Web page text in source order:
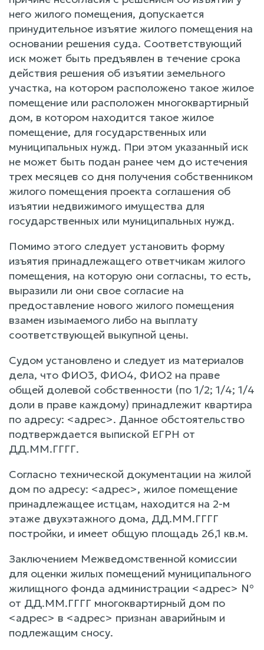
него жилого помещения, допускается
принудительное изъятие жилого помещения на
основании решения суда. Соответствующий
иск может быть предъявлен в течение срока
действия решения об изъятии земельного
участка, на котором расположено такое жилое
помещение или расположен многоквартирный
дом, в котором находится такое жилое
помещение, для государственных или
муниципальных нужд. При этом указанный иск
не может быть подан ранее чем до истечения
трех месяцев со дня получения собственником
жилого помещения проекта соглашения об
изъятии недвижимого имущества для
государственных или муниципальных нужд.
Помимо этого следует установить форму
изъятия принадлежащего ответчикам жилого
помещения, на которую они согласны, то есть,
выразили ли они свое согласие на
предоставление нового жилого помещения
взамен изымаемого либо на выплату
соответствующей выкупной цены.
Судом установлено и следует из материалов
дела, что ФИО3, ФИО4, ФИО2 на праве
общей долевой собственности (по 1/2; 1/4; 1/4
доли в праве каждому) принадлежит квартира
по адресу: <адрес>. Данное обстоятельство
подтверждается выпиской ЕГРН от
ДД.ММ.ГГГГ.
Согласно технической документации на жилой
дом по адресу: <адрес>, жилое помещение
принадлежащее истцам, находится на 2-м
этаже двухэтажного дома, ДД.ММ.ГГГГ
постройки, и имеет общую площадь 26,1 кв.м.
Заключением Межведомственной комиссии
для оценки жилых помещений муниципального
жилищного фонда администрации <адрес> №
от ДД.ММ.ГГГГ многоквартирный дом по
<адрес> в <адрес> признан аварийным и
подлежащим сносу.